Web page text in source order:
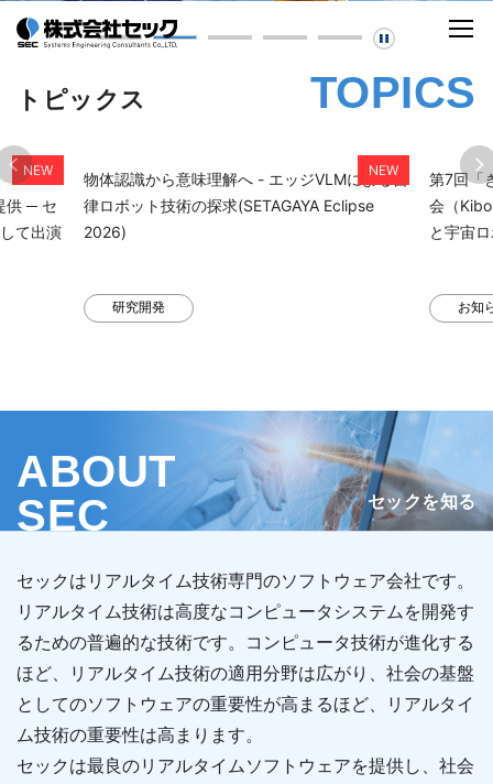
トピックス TOPICS
よる自
お知らせ
第7回「きぼう」ロボットプログラミング競技
会（Kibo-RPC）に協賛 ～若手エンジニア育成
と宇宙ロボット技術の発展を支援～
研究
実社会
自アル
技術
セックを知る
ABOUT
SEC
セックはリアルタイム技術専門のソフトウェア会社です。
リアルタイム技術は高度なコンピュータシステムを開発す
るための普遍的な技術です。コンピュータ技術が進化する
ほど、リアルタイム技術の適用分野は広がり、社会の基盤
としてのソフトウェアの重要性が高まるほど、リアルタイ
ム技術の重要性は高まります。
セックは最良のリアルタイムソフトウェアを提供し、社会